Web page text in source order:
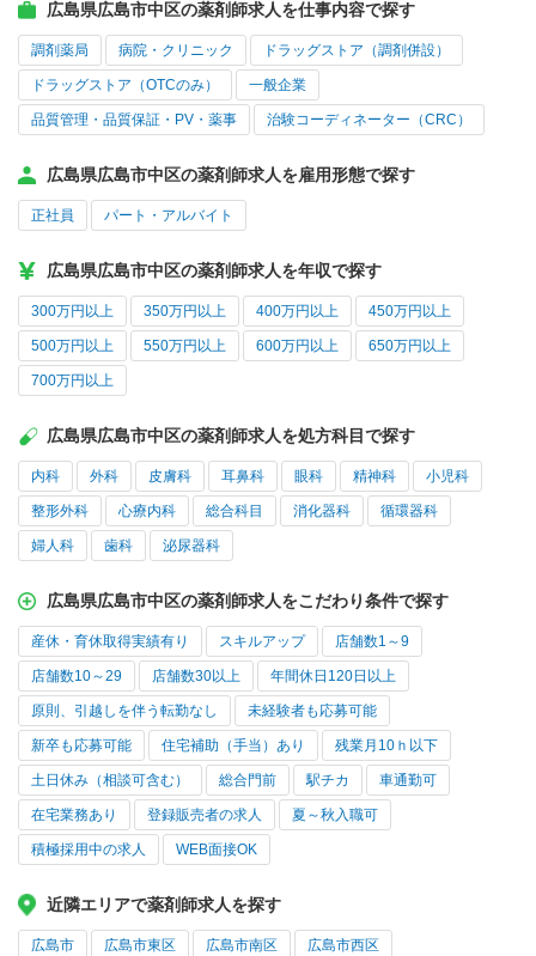
広島県広島市中区の薬剤師求人を仕事内容で探す
調剤薬局 病院・クリニック ドラッグストア（調剤併設）
ドラッグストア（OTCのみ） 一般企業
品質管理・品質保証・PV・薬事 治験コーディネーター（CRC）
広島県広島市中区の薬剤師求人を雇用形態で探す
正社員 パート・アルバイト
広島県広島市中区の薬剤師求人を年収で探す
300万円以上 350万円以上 400万円以上 450万円以上
500万円以上 550万円以上 600万円以上 650万円以上
700万円以上
広島県広島市中区の薬剤師求人を処方科目で探す
内科 外科 皮膚科 耳鼻科 眼科 精神科 小児科
整形外科 心療内科 総合科目 消化器科 循環器科
婦人科 歯科 泌尿器科
広島県広島市中区の薬剤師求人をこだわり条件で探す
産休・育休取得実績有り スキルアップ 店舗数1～9
店舗数10～29 店舗数30以上 年間休日120日以上
原則、引越しを伴う転勤なし 未経験者も応募可能
新卒も応募可能 住宅補助（手当）あり 残業月10ｈ以下
土日休み（相談可含む） 総合門前 駅チカ 車通勤可
在宅業務あり 登録販売者の求人 夏～秋入職可
積極採用中の求人 WEB面接OK
近隣エリアで薬剤師求人を探す
広島市 広島市東区 広島市南区 広島市西区